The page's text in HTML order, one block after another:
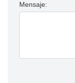
Mensaje: